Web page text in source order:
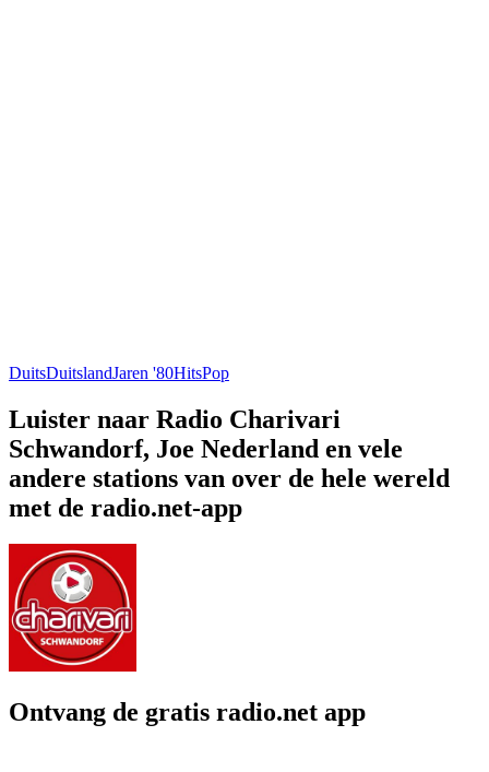
DuitsDuitslandJaren '80HitsPop
Luister naar Radio Charivari
Schwandorf, Joe Nederland en vele
andere stations van over de hele wereld
met de radio.net-app
Ontvang de gratis radio.net app